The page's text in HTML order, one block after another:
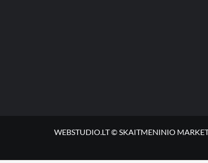
WEBSTUDIO.LT © SKAITMENINIO